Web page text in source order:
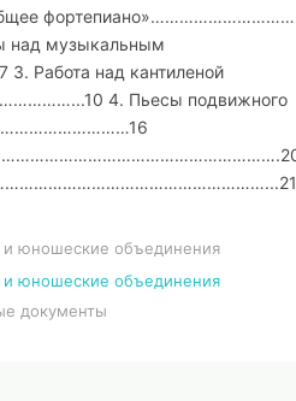
над музыкальным
Работа над кантиленой
4. Пьесы подвижного
и юношеские объединения
и юношеские объединения
документы